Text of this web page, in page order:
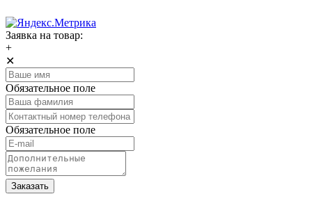
Заявка на товар:
+
✕
Обязательное поле
Обязательное поле